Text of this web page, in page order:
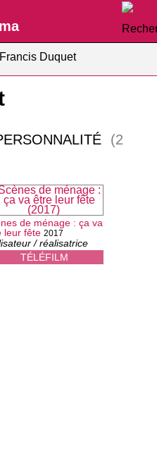
Francis Duquet
(2
TÉLÉFILM
de ménage : ça va
leur fête 2017
/ réalisatrice